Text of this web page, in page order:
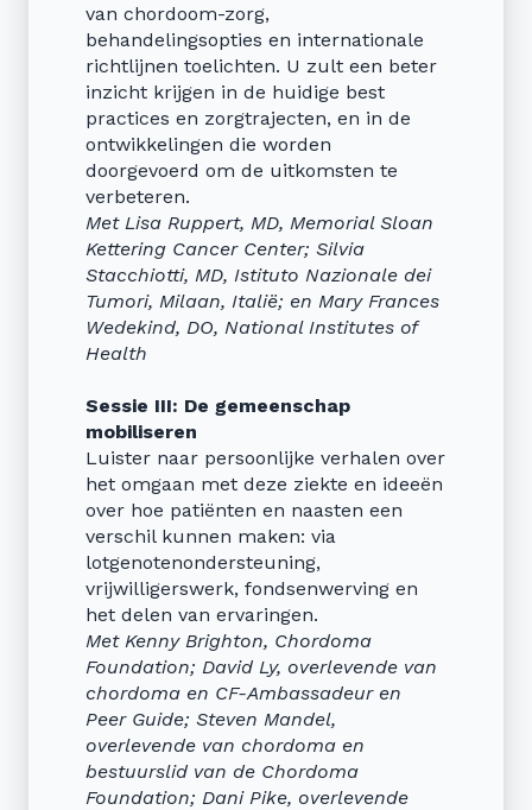
van chordoom-zorg,
behandelingsopties en internationale
richtlijnen toelichten. U zult een beter
inzicht krijgen in de huidige best
practices en zorgtrajecten, en in de
ontwikkelingen die worden
doorgevoerd om de uitkomsten te
verbeteren.
Met Lisa Ruppert, MD, Memorial Sloan
Kettering Cancer Center; Silvia
Stacchiotti, MD, Istituto Nazionale dei
Tumori, Milaan, Italië; en Mary Frances
Wedekind, DO, National Institutes of
Health
Sessie III: De gemeenschap
mobiliseren
Luister naar persoonlijke verhalen over
het omgaan met deze ziekte en ideeën
over hoe patiënten en naasten een
verschil kunnen maken: via
lotgenotenondersteuning,
vrijwilligerswerk, fondsenwerving en
het delen van ervaringen.
Met Kenny Brighton, Chordoma
Foundation; David Ly, overlevende van
chordoma en CF-Ambassadeur en
Peer Guide; Steven Mandel,
overlevende van chordoma en
bestuurslid van de Chordoma
Foundation; Dani Pike, overlevende